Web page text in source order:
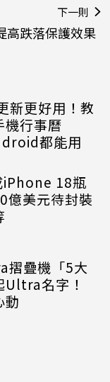
下一則
高跌落保護效果
新更好用！教
機行事曆
都能用
iPhone 18瓶
億美元待封裝
疊機「5大
Ultra名字！
動